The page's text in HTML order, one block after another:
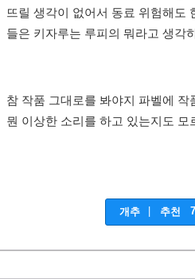
뜨릴 생각이 없어서 동료 위험해도
들은 키자루는 루피의 뭐라고 생각
참 작품 그대로를 봐야지 파벨에 작
뭔 이상한 소리를 하고 있는지도 모
개추 추천 7